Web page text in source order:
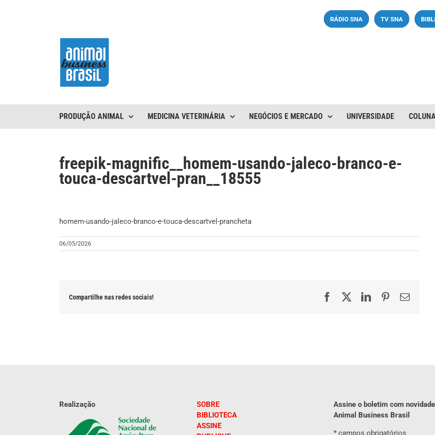
RÁDIO SNA TV SNA
PRODUÇÃO ANIMAL MEDICINA VETERINÁRIA NEGÓCIOS E MERCADO UNIVERSIDADE
freepik-magnific__homem-usando-jaleco-branco-e-
touca-descartvel-pran__18555
homem-usando-jaleco-branco-e-touca-descartvel-prancheta
06/05/2026
Compartilhe nas redes sociais! FacebookLinkedInPinterest
E-
Realização
SOBRE
BIBLIOTECA
ASSINE
Assine o boletim com
Animal Business Brasil
* campos obrigatórios